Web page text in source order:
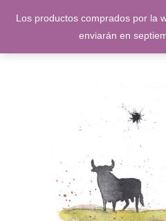
Los productos comprados por la
enviarán en